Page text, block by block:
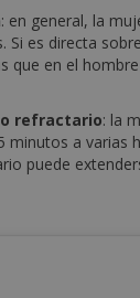
: en general, la
es directa
que en el
refractario: la
minutos a
puede